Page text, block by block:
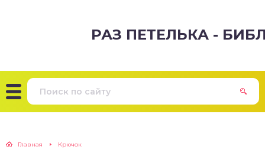
РАЗ ПЕТЕЛЬКА -
Главная Крючок